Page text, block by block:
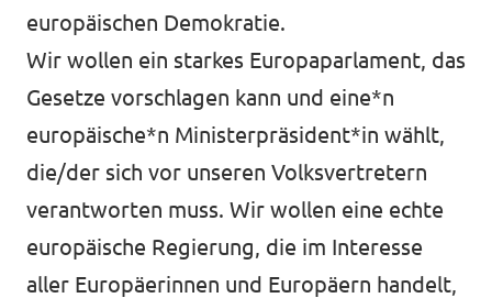
europäischen Demokratie.
Wir wollen ein starkes Europaparlament, das
Gesetze vorschlagen kann und eine*n
europäische*n Ministerpräsident*in wählt,
die/der sich vor unseren Volksvertretern
verantworten muss. Wir wollen eine echte
europäische Regierung, die im Interesse
aller Europäerinnen und Europäern handelt,